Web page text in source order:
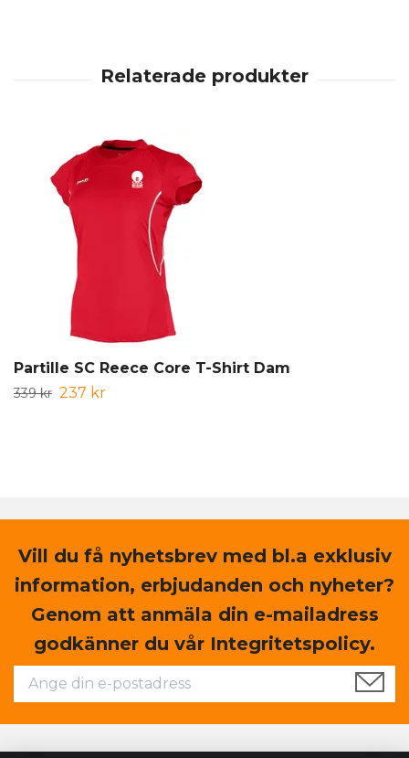
Partille SC Reece Core T-Shirt Dam
339 kr 237 kr
Vill du få nyhetsbrev med bl.a exklusiv
information, erbjudanden och nyheter?
Genom att anmäla din e-mailadress
godkänner du vår Integritetspolicy.